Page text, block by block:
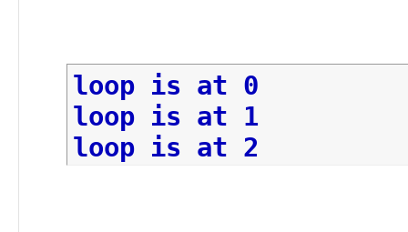
loop is at 0
loop is at 1
loop is at 2